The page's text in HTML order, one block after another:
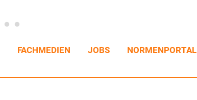
FACHMEDIEN JOBS
NORMENPORTAL